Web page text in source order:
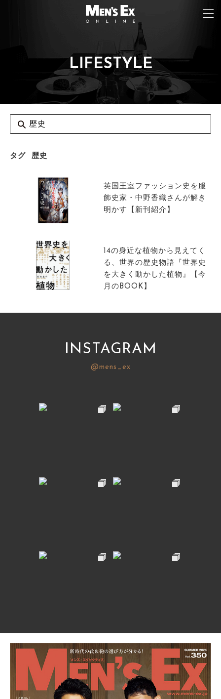
LIFESTYLE
タグ 歴史
英国王室ファッション史を服
飾史家・中野香織さんが解き
明かす【新刊紹介】
14の身近な植物から見えてく
る、世界の歴史物語『世界史
を大きく動かした植物』【今
月のBOOK】
INSTAGRAM
@mens_ex
FASHION
CAR&BIKE
LIFESTYLE
MAGAZINE
ABOUT SITE
サイトマップ